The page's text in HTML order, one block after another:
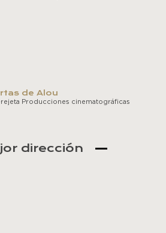
de Alou
Producciones cinematográficas
dirección